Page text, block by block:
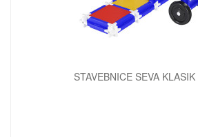
STAVEBNICE SEVA